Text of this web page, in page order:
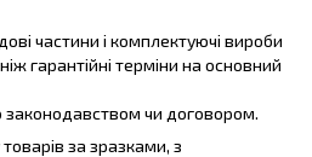
частини і комплектуючі вироби
гарантійні терміни на основний
чи договором.
за зразками, з